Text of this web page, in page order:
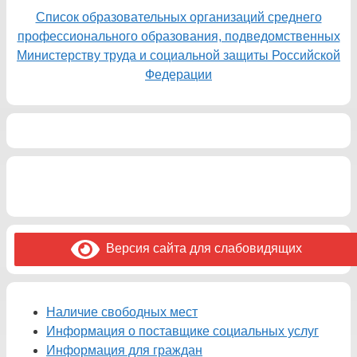
Список образовательных организаций среднего
профессионального образования, подведомственных
Министерству труда и социальной защиты Российской
Федерации
Версия сайта для слабовидящих
Наличие свободных мест
Информация о поставщике социальных услуг
Информация для граждан